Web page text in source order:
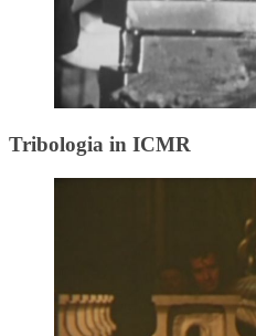
Tribologia in ICMR